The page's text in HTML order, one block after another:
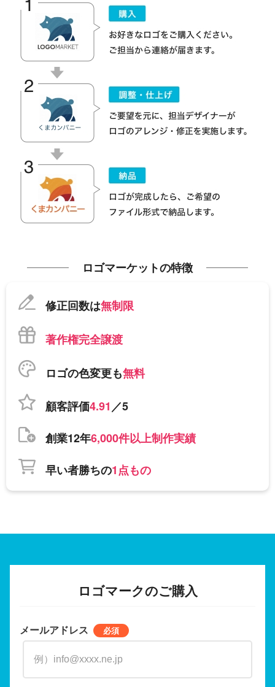
ロゴマーケットの特徴
修正回数は無制限
著作権完全譲渡
ロゴの色変更も無料
顧客評価4.91／5
創業12年6,000件以上制作実績
早い者勝ちの1点もの
ロゴマークのご購入
メールアドレス